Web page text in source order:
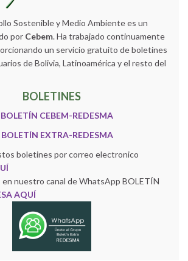
Sostenible y Medio Ambiente es un
por Cebem. Ha trabajado continuamente
un servicio gratuito de boletines
de Bolivia, Latinoamérica y el resto del
BOLETINES
BOLETÍN CEBEM-REDESMA
BOLETÍN EXTRA-REDESMA
boletines por correo electronico
nuestro canal de WhatsApp BOLETÍN
AQUÍ